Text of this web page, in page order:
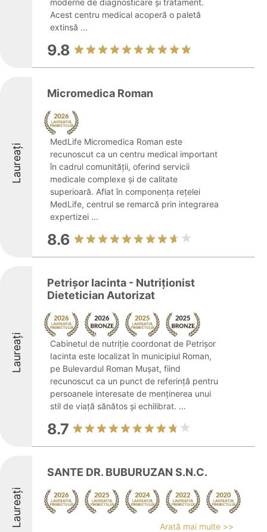
moderne de diagnosticare și tratament.
Acest centru medical acoperă o paletă
extinsă ...
9.8
Laureați
Micromedica Roman
MedLife Micromedica Roman este
recunoscut ca un centru medical important
în cadrul comunității, oferind servicii
medicale complexe și de calitate
superioară. Aflat în componența rețelei
MedLife, centrul se remarcă prin integrarea
expertizei ...
8.6
Laureați
Petrișor Iacinta - Nutriționist
Dietetician Autorizat
Cabinetul de nutriție coordonat de Petrișor
Iacinta este localizat în municipiul Roman,
pe Bulevardul Roman Mușat, fiind
recunoscut ca un punct de referință pentru
persoanele interesate de menținerea unui
stil de viață sănătos și echilibrat. ...
8.7
Laureați
SANTE DR. BUBURUZAN S.N.C.
Arată mai multe >>